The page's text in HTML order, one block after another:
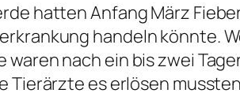
hatten Anfang März
handeln könnte.
nach ein bis zwei
Tierärzte es erlösen